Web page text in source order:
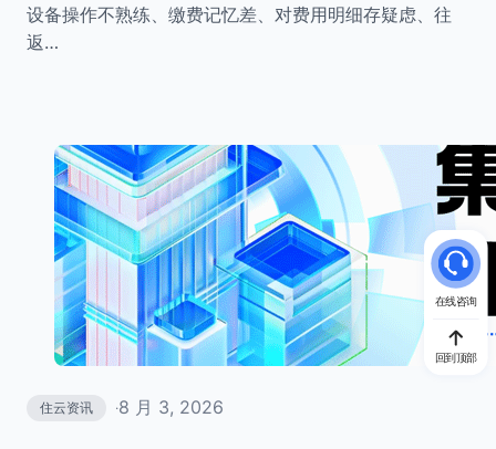
设备操作不熟练、缴费记忆差、对费用明细存疑虑、往
返…
住云资讯 ·8 月 3, 2026
在线咨询
回到顶部